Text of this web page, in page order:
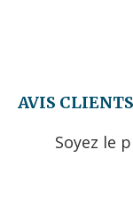
AVIS CLIENTS
Soyez le